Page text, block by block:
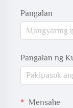
Pangalan
Pangalan ng
Mensahe